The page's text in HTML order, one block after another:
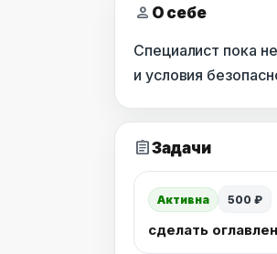
person О себе
Специалист пока
и условия
assignmentЗадачи
Активна 500 ₽
сделать